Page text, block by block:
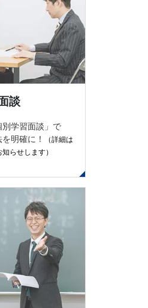
談
学習面談」で
明確に！
（詳細は
らせします）